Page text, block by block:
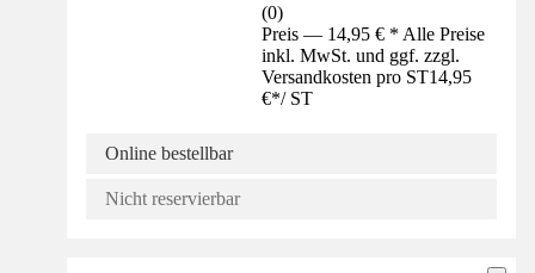
(0)
Preis — 14,95 € * Alle Preise
inkl. MwSt. und ggf. zzgl.
Versandkosten pro ST14,95
€*/ ST
Online bestellbar
Nicht reservierbar